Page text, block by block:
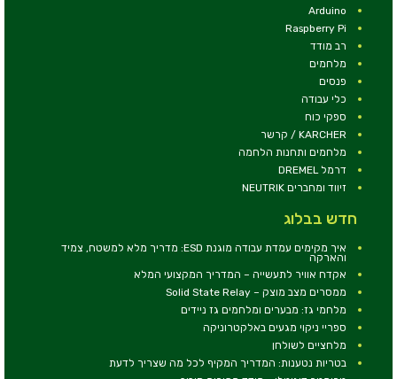
Arduino
Raspberry Pi
רב מודד
מלחמים
פנסים
כלי עבודה
ספקי כוח
KARCHER / קרשר
מלחמים ותחנות הלחמה
דרמל DREMEL
זיווד ומחברים NEUTRIK
חדש בבלוג
איך מקימים עמדת עבודה מוגנת ESD: מדריך מלא למשטח, צמיד
והארקה
אקדח אוויר לתעשייה – המדריך המקצועי המלא
ממסרים מצב מוצק – Solid State Relay
מלחמי גז: מבערים ומלחמים גז ניידים
ספריי ניקוי מגעים באלקטרוניקה
מלחציים לשולחן
בטריות נטענות: המדריך המקיף לכל מה שצריך לדעת